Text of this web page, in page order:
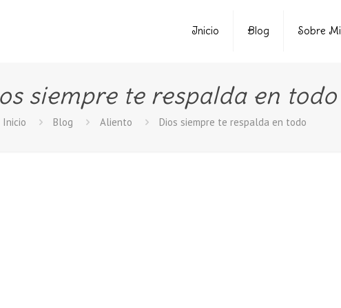
Inicio Blog Sobre Mi
siempre te respalda en todo
Inicio Blog Aliento Dios siempre te respalda en todo